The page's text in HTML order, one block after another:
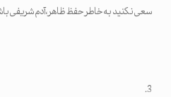
سعی نکنید به خاطر حفظ ظاهر، آدم شریفی